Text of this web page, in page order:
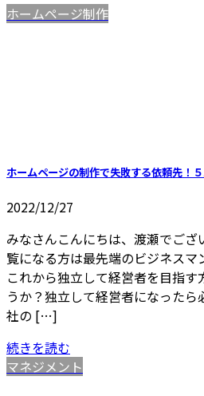
ホームページ制作
ホームページの制作で失敗する依頼先！５
2022/12/27
みなさんこんにちは、渡瀬でござ
覧になる方は最先端のビジネス
これから独立して経営者を目指す
うか？独立して経営者になった
社の […]
続きを読む
マネジメント